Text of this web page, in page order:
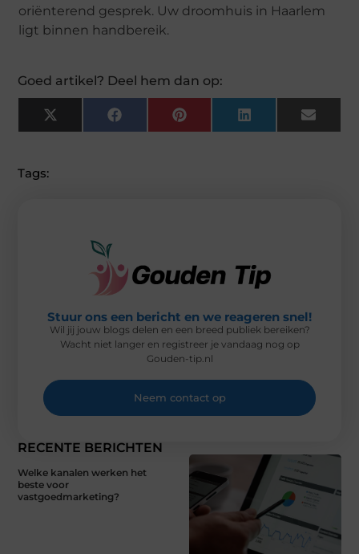
oriënterend gesprek. Uw droomhuis in Haarlem
ligt binnen handbereik.
Goed artikel? Deel hem dan op:
X
(
F
A
P
I
L
I
E
M
Tags:
RECENTE BERICHTEN
Welke kanalen werken het
beste voor
vastgoedmarketing?
Stuur ons een bericht en we reageren snel!
Wil jij jouw blogs delen en een breed publiek bereiken?
Wacht niet langer en registreer je vandaag nog op
Gouden-tip.nl
Neem contact op